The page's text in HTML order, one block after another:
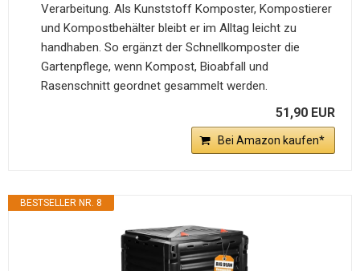
Verarbeitung. Als Kunststoff Komposter, Kompostierer
und Kompostbehälter bleibt er im Alltag leicht zu
handhaben. So ergänzt der Schnellkomposter die
Gartenpflege, wenn Kompost, Bioabfall und
Rasenschnitt geordnet gesammelt werden.
51,90 EUR
Bei Amazon kaufen*
BESTSELLER NR. 8